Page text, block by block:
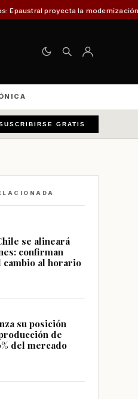
portuaria para el desarrollo
GRATIS
se alineará
confirman
cambio al horario
su posición
de
del mercado